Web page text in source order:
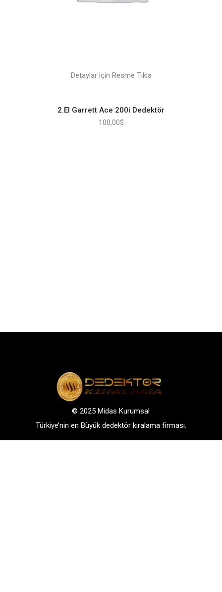
Detaylar için Resme Tıkla
2.El Garrett Ace 200i Dedektör
100,00$
© 2025 Midas Kurumsal
Türkiye’nin en Büyük dedektör kiralama firması.